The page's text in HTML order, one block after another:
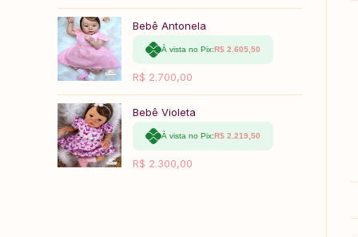
Bebê Antonela
À vista no Pix:R$ 2.605,50
R$ 2.700,00
Bebê Violeta
À vista no Pix:R$ 2.219,50
R$ 2.300,00